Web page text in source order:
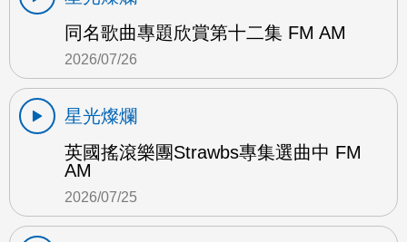
同名歌曲專題欣賞第十二集 FM AM
2026/07/26
星光燦爛
英國搖滾樂團Strawbs專集選曲中 FM
AM
2026/07/25